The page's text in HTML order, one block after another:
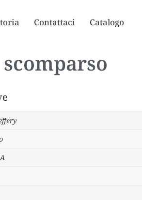
Contattaci Catalogo
scomparso